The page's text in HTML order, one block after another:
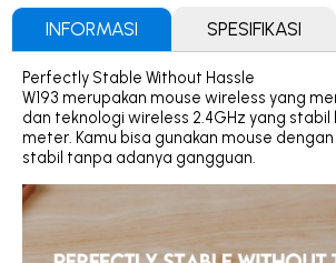
INFORMASI SPESIFIKASI
Perfectly Stable Without Hassle
W193 merupakan mouse wireless yang
dan teknologi wireless 2.4GHz yang stabil
meter. Kamu bisa gunakan mouse
stabil tanpa adanya gangguan.